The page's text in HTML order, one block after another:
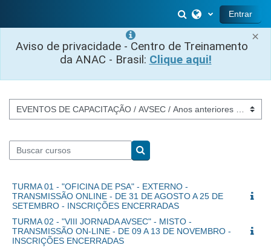
×
Aviso de privacidade - Centro de Treinamento
da ANAC - Brasil: Clique aqui!
Alternar entrada
Entrar
Categorias de Cursos
Buscar cursos
Buscar cursos
TURMA 01 - "OFICINA DE PSA" - EXTERNO -
TRANSMISSÃO ONLINE - DE 31 DE AGOSTO A 25 DE
SETEMBRO - INSCRIÇÕES ENCERRADAS
TURMA 02 - "VIII JORNADA AVSEC" - MISTO -
TRANSMISSÃO ON-LINE - DE 09 A 13 DE NOVEMBRO -
INSCRIÇÕES ENCERRADAS